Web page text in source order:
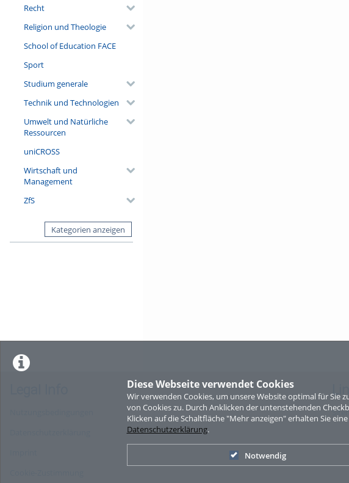
Diese Webseite verwendet Cookies
Wir verwenden Cookies, um unsere Website optimal für Sie
von Cookies zu. Durch Anklicken der untenstehenden
Klicken auf die Schaltfläche "Mehr anzeigen" erhalten Sie
Datenschutzerklärung.
Notwendig
Recht
Religion und Theologie
School of Education FACE
Sport
Studium generale
Technik und Technologien
Umwelt und Natürliche
Ressourcen
uniCROSS
Wirtschaft und
Management
ZfS
Kategorien anzeigen